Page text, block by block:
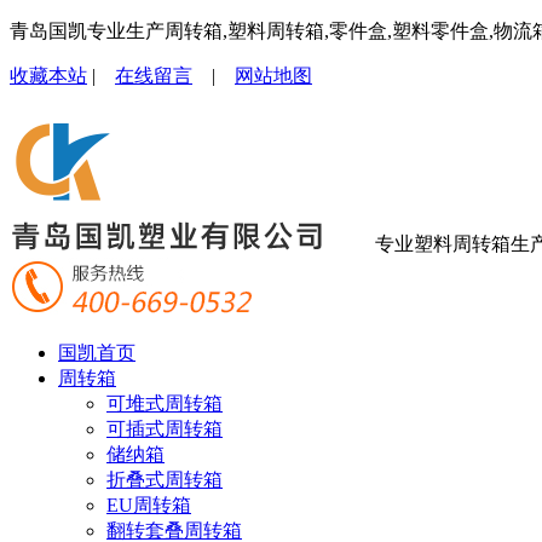
青岛国凯专业生产周转箱,塑料周转箱,零件盒,塑料零件盒,物流
收藏本站 | 在线留言 | 网站地图
专业塑料周转箱生
国凯首页
周转箱
可堆式周转箱
可插式周转箱
储纳箱
折叠式周转箱
EU周转箱
翻转套叠周转箱